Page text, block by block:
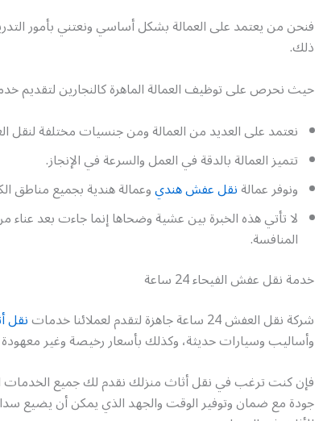
فنحن من يعتمد على العمالة بشكل أساسي ونعتني بأمور
ذلك.
حيث نحرص على توظيف العمالة الماهرة كالنجارين لتقديم
نعتمد على العديد من العمالة ومن جنسيات مختلفة
تتميز العمالة بالدقة في العمل والسرعة في الإنجاز.
ونوفر عمالةنقل عفش هنديوعمالة هندية بجميع مناطق
لا تأتي هذه الخبرة بين عشية وضحاها إنما جاءت بعد عناء
المنافسة.
خدمة نقل عفش الفيحاء 24 ساعة
شركة نقل العفش 24 ساعة جاهزة لتقدم لعملائنا خدمات
نقل
وأساليب وسيارات حديثة، وكذلك بأسعار رخيصة وغير
فإن كنت ترغب في نقل أثاث منزلك نقدم لك جميع الخدمات
جودة مع ضمان وتوفير الوقت والجهد الذي يمكن أن يضيع